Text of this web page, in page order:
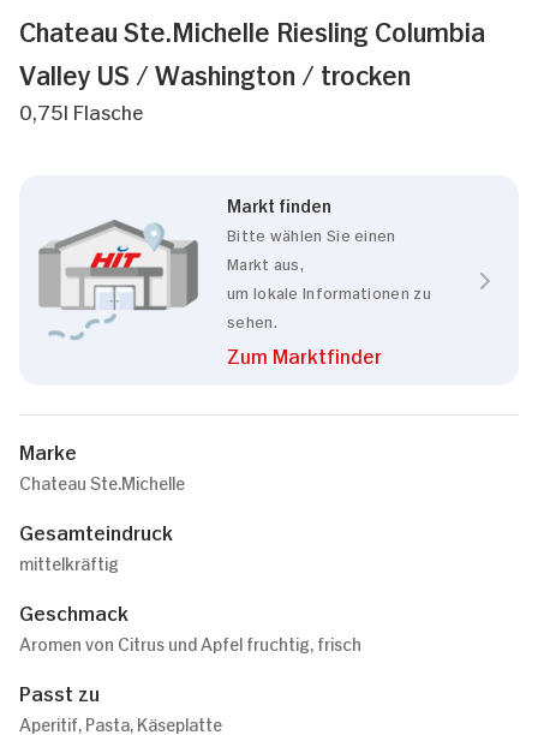
Chateau Ste.Michelle Riesling Columbia
Valley US / Washington / trocken
0,75l Flasche
Markt finden
Bitte wählen Sie einen
Markt aus,
um lokale Informationen zu
sehen.
Zum Marktfinder
Marke
Chateau Ste.Michelle
Gesamteindruck
mittelkräftig
Geschmack
Aromen von Citrus und Apfel fruchtig, frisch
Passt zu
Aperitif, Pasta, Käseplatte